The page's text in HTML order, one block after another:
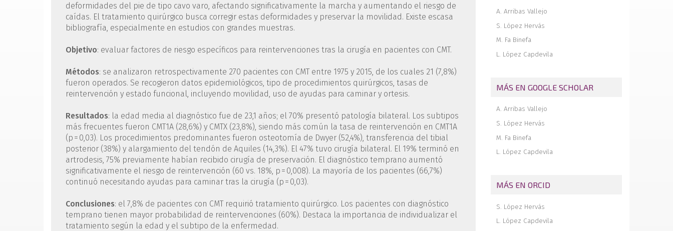
deformidades del pie de tipo cavo varo, afectando significativamente la marcha y aumentando el riesgo de
caídas. El tratamiento quirúrgico busca corregir estas deformidades y preservar la movilidad. Existe escasa
bibliografía, especialmente en estudios con grandes muestras.
Objetivo: evaluar factores de riesgo específicos para reintervenciones tras la cirugía en pacientes con CMT.
Métodos: se analizaron retrospectivamente 270 pacientes con CMT entre 1975 y 2015, de los cuales 21 (7,8%)
fueron operados. Se recogieron datos epidemiológicos, tipo de procedimientos quirúrgicos, tasas de
reintervención y estado funcional, incluyendo movilidad, uso de ayudas para caminar y ortesis.
Resultados: la edad media al diagnóstico fue de 23,1 años; el 70% presentó patología bilateral. Los subtipos
más frecuentes fueron CMT1A (28,6%) y CMTX (23,8%), siendo más común la tasa de reintervención en CMT1A
(p = 0,03). Los procedimientos predominantes fueron osteotomía de Dwyer (52,4%), transferencia del tibial
posterior (38%) y alargamiento del tendón de Aquiles (14,3%). El 47% tuvo cirugía bilateral. El 19% terminó en
artrodesis, 75% previamente habían recibido cirugía de preservación. El diagnóstico temprano aumentó
significativamente el riesgo de reintervención (60 vs. 18%, p = 0,008). La mayoría de los pacientes (66,7%)
continuó necesitando ayudas para caminar tras la cirugía (p = 0,03).
Conclusiones: el 7,8% de pacientes con CMT requirió tratamiento quirúrgico. Los pacientes con diagnóstico
temprano tienen mayor probabilidad de reintervenciones (60%). Destaca la importancia de individualizar el
tratamiento según la edad y el subtipo de la enfermedad.
formativa en el Northwestern Memorial
A. Arribas Vallejo
S. López Hervás
M. Fa Binefa
L. López Capdevila
MÁS EN GOOGLE SCHOLAR
A. Arribas Vallejo
S. López Hervás
M. Fa Binefa
L. López Capdevila
MÁS EN ORCID
S. López Hervás
L. López Capdevila